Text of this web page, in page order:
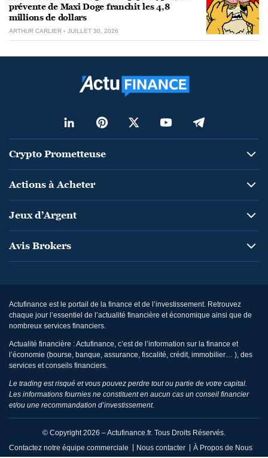
prévente de Maxi Doge franchit les 4,8
millions de dollars
ARTHUR CARLIER JUILLET 30, 2026
Crypto Prometteuse
Actions à Acheter
Jeux d’Argent
Avis Brokers
Actufinance est le portail de la finance et de l’investissement. Retrouvez
chaque jour l’essentiel de l’actualité financière et économique ainsi que de
nombreux services financiers.
Actualité financière : Actufinance, c’est de l’information sur la finance et
l’économie (bourse, banque, assurance, fiscalité, crédit, immobilier… ), des
services et conseils financiers.
Le trading est risqué et vous pouvez perdre tout ou partie de votre capital.
Les informations fournies ne constituent en aucun cas un conseil financier
et/ou une recommandation d’investissement.
© Copyright 2026 – Actufinance.fr. Tous Droits Réservés.
Contactez notre équipe commerciale
Nous contacter À Propos de Nous